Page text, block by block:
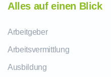
Alles auf einen Blick
Arbeitgeber
Arbeitsvermittlung
Ausbildung